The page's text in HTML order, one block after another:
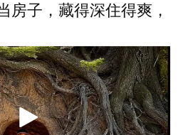
房子，藏得深住得爽，